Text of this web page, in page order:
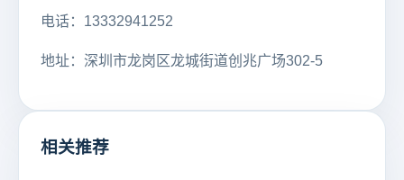
电话：13332941252
地址：深圳市龙岗区龙城街道创兆广场302-5
相关推荐